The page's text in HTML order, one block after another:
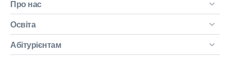
Про нас
Освіта
Абітурієнтам